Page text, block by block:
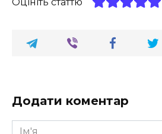
Оцініть статтю
Додати коментар
Ім'я